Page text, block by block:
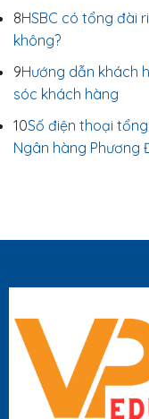
8HSBC có tổng đài
không?
9Hướng dẫn khách
sóc khách hàng
10Số điện thoại
Ngân hàng Phương